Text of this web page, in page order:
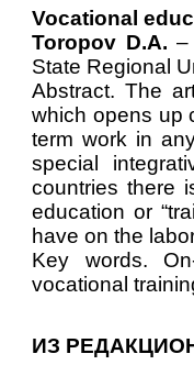
Vocational
Toropov D.A. –
State Regional
Abstract. The
which opens up
term work in
special
countries there
education or
have on the
Key words.
vocational
ИЗ